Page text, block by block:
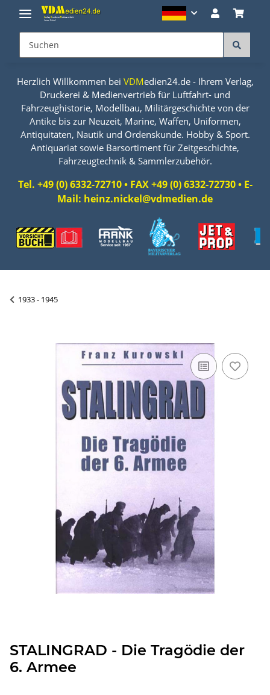
Herzlich Willkommen bei VDMedien24.de - Ihrem Verlag,
Druckerei & Medienvertrieb für Luftfahrt- und
Fahrzeughistorie, Modellbau, Militärgeschichte von der
Antike bis zur Neuzeit, Marine, Waffen, Uniformen,
Antiquitäten, Nautik und Ordenskunde. Hobby & Sport.
Antiquariat sowie Barsortiment für Zeitgeschichte,
Fahrzeugtechnik & Sammlerzubehör.
Tel. +49 (0) 6332-72710 • FAX +49 (0) 6332-72730 • E-
Mail: heinz.nickel@vdmedien.de
1933 - 1945
STALINGRAD - Die Tragödie der
6. Armee